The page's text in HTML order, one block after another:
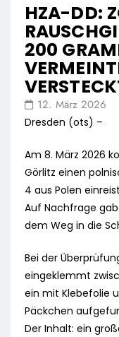
HZA-DD:
200
12. März 2026
Dresden (ots) –
Am 8. März 2026
Görlitz einen
4 aus Polen
Auf Nachfrage
dem Weg in die
Bei der
eingeklemmt
ein mit Klebefolie
Päckchen
Der Inhalt: ein